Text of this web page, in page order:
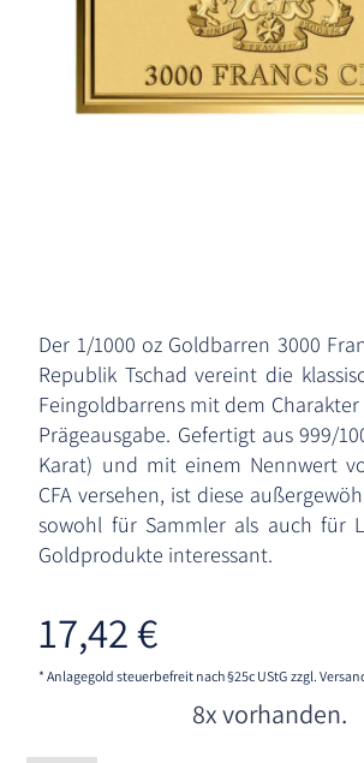
Der 1/1000 oz Goldbarren 3000
Republik Tschad vereint die
Feingoldbarrens mit dem
Prägeausgabe. Gefertigt aus 999/
Karat) und mit einem Nennwert
CFA versehen, ist diese
sowohl für Sammler als auch für
Goldprodukte interessant.
17,42€
* Anlagegold steuerbefreit nach §25c UStG zzgl.
8x vorhanden.